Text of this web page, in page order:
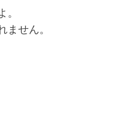
せん。